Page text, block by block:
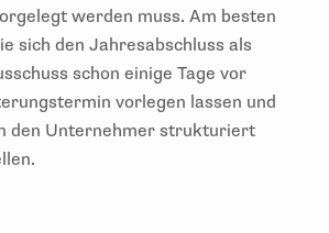
werden muss. Am besten
sich den Jahresabschluss als
schon einige Tage vor
vorlegen lassen und
den Unternehmer strukturiert